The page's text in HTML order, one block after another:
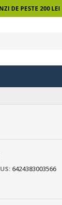
DE PESTE 200 LEI
6424383003566